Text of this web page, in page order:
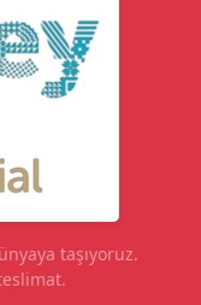
taşıyoruz.